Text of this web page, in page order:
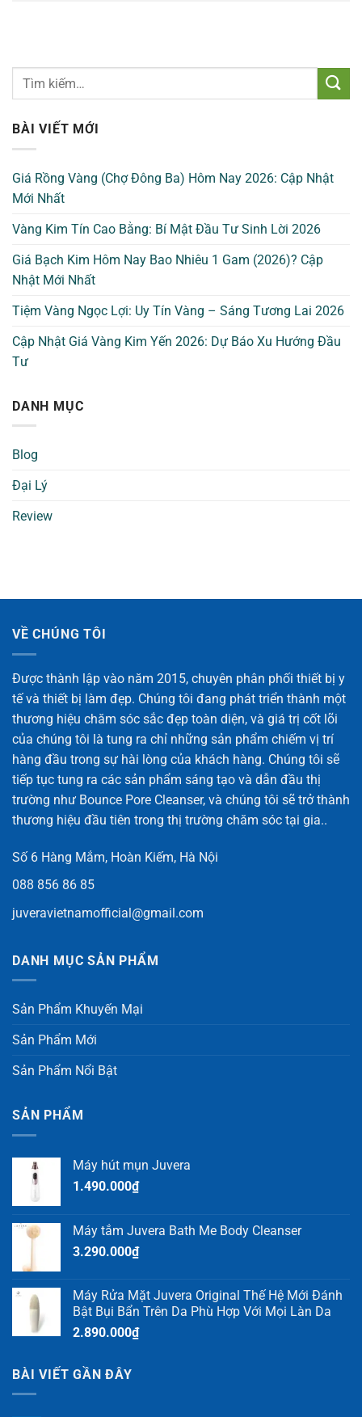
BÀI VIẾT MỚI
Giá Rồng Vàng (Chợ Đông Ba) Hôm Nay 2026: Cập Nhật
Mới Nhất
Vàng Kim Tín Cao Bằng: Bí Mật Đầu Tư Sinh Lời 2026
Giá Bạch Kim Hôm Nay Bao Nhiêu 1 Gam (2026)? Cập
Nhật Mới Nhất
Tiệm Vàng Ngọc Lợi: Uy Tín Vàng – Sáng Tương Lai 2026
Cập Nhật Giá Vàng Kim Yến 2026: Dự Báo Xu Hướng Đầu
Tư
DANH MỤC
Blog
Đại Lý
Review
VỀ CHÚNG TÔI
Được thành lập vào năm 2015, chuyên phân phối thiết bị y
tế và thiết bị làm đẹp. Chúng tôi đang phát triển thành một
thương hiệu chăm sóc sắc đẹp toàn diện, và giá trị cốt lõi
của chúng tôi là tung ra chỉ những sản phẩm chiếm vị trí
hàng đầu trong sự hài lòng của khách hàng. Chúng tôi sẽ
tiếp tục tung ra các sản phẩm sáng tạo và dẫn đầu thị
trường như Bounce Pore Cleanser, và chúng tôi sẽ trở thành
thương hiệu đầu tiên trong thị trường chăm sóc tại gia..
Số 6 Hàng Mắm, Hoàn Kiếm, Hà Nội
088 856 86 85
juveravietnamofficial@gmail.com
DANH MỤC SẢN PHẨM
Sản Phẩm Khuyến Mại
Sản Phẩm Mới
Sản Phẩm Nổi Bật
SẢN PHẨM
Máy hút mụn Juvera
1.490.000₫
Máy tắm Juvera Bath Me Body Cleanser
3.290.000₫
Máy Rửa Mặt Juvera Original Thế Hệ Mới Đánh
Bật Bụi Bẩn Trên Da Phù Hợp Với Mọi Làn Da
2.890.000₫
BÀI VIẾT GẦN ĐÂY